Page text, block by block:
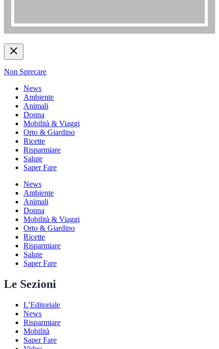
Non Sprecare
News
Ambiente
Animali
Donna
Mobilità & Viaggi
Orto & Giardino
Ricette
Risparmiare
Salute
Saper Fare
News
Ambiente
Animali
Donna
Mobilità & Viaggi
Orto & Giardino
Ricette
Risparmiare
Salute
Saper Fare
Le Sezioni
L’Editoriale
News
Risparmiare
Mobilità
Saper Fare